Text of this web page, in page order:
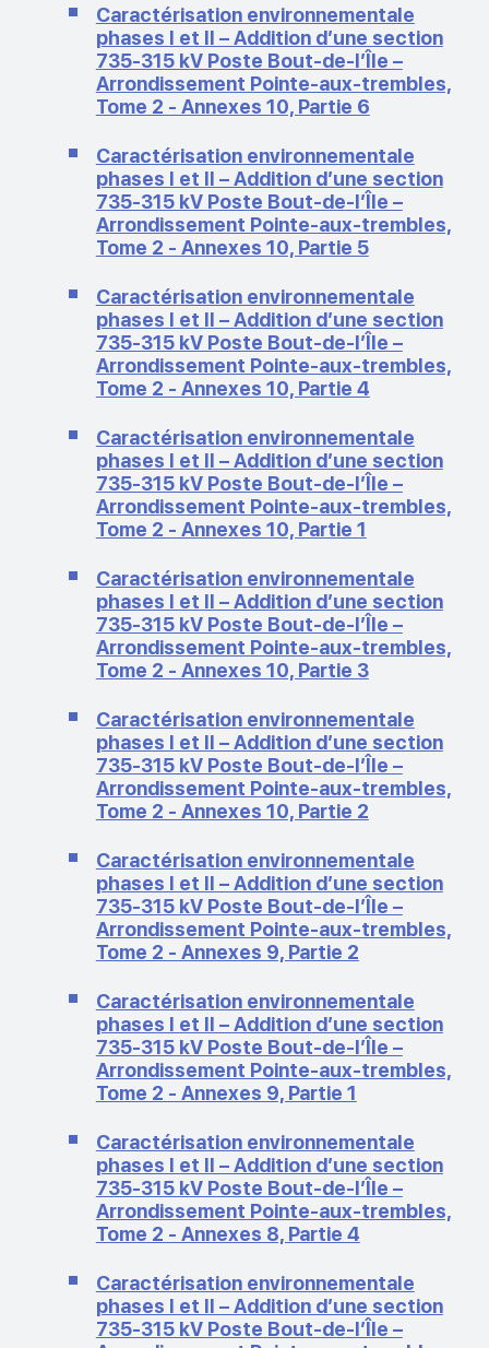
Caractérisation environnementale
phases I et II – Addition d’une section
735‑315 kV Poste Bout-de-l’Île –
Arrondissement Pointe-aux-trembles,
Tome 2 - Annexes 10, Partie 6
Caractérisation environnementale
phases I et II – Addition d’une section
735‑315 kV Poste Bout-de-l’Île –
Arrondissement Pointe-aux-trembles,
Tome 2 - Annexes 10, Partie 5
Caractérisation environnementale
phases I et II – Addition d’une section
735‑315 kV Poste Bout-de-l’Île –
Arrondissement Pointe-aux-trembles,
Tome 2 - Annexes 10, Partie 4
Caractérisation environnementale
phases I et II – Addition d’une section
735‑315 kV Poste Bout-de-l’Île –
Arrondissement Pointe-aux-trembles,
Tome 2 - Annexes 10, Partie 1
Caractérisation environnementale
phases I et II – Addition d’une section
735‑315 kV Poste Bout-de-l’Île –
Arrondissement Pointe-aux-trembles,
Tome 2 - Annexes 10, Partie 3
Caractérisation environnementale
phases I et II – Addition d’une section
735‑315 kV Poste Bout-de-l’Île –
Arrondissement Pointe-aux-trembles,
Tome 2 - Annexes 10, Partie 2
Caractérisation environnementale
phases I et II – Addition d’une section
735‑315 kV Poste Bout-de-l’Île –
Arrondissement Pointe-aux-trembles,
Tome 2 - Annexes 9, Partie 2
Caractérisation environnementale
phases I et II – Addition d’une section
735‑315 kV Poste Bout-de-l’Île –
Arrondissement Pointe-aux-trembles,
Tome 2 - Annexes 9, Partie 1
Caractérisation environnementale
phases I et II – Addition d’une section
735‑315 kV Poste Bout-de-l’Île –
Arrondissement Pointe-aux-trembles,
Tome 2 - Annexes 8, Partie 4
Caractérisation environnementale
phases I et II – Addition d’une section
735‑315 kV Poste Bout-de-l’Île –